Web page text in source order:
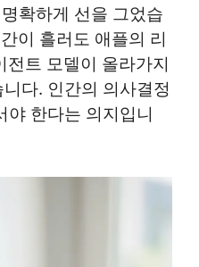
확하게 선을 그었습
이 흘러도 애플의 리
전트 모델이 올라가지
다. 인간의 의사결정
야 한다는 의지입니